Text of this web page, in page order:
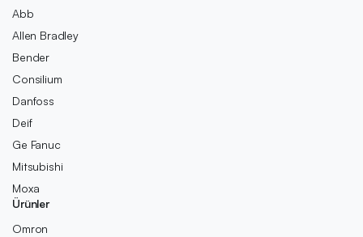
Abb
Allen Bradley
Bender
Consilium
Danfoss
Deif
Ge Fanuc
Mitsubishi
Moxa
Ürünler
Omron